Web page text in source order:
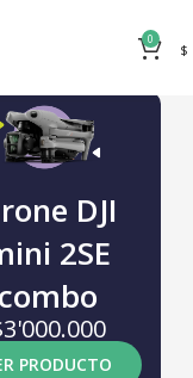
0
$
DJI
2SE
combo
PRODUCTO